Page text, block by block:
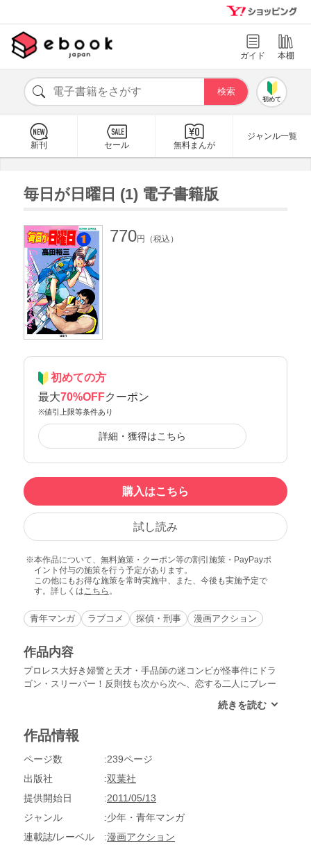
ガイド 本棚
初めて
新刊 セール 無料まんが
ジャンル一覧
毎日が日曜日 (1) 電子書籍版
770円（税込）
初めての方
最大70%OFFクーポン
※値引上限等条件あり
詳細・獲得はこちら
購入はこちら
試し読み
本作品について、無料施策・クーポン等の割引施策・PayPayポ
イント付与の施策を行う予定があります。
この他にもお得な施策を常時実施中、また、今後も実施予定で
す。詳しくはこちら 。
青年マンガ ラブコメ 探偵・刑事 漫画アクション
作品内容
プロレス大好き婦警と天才・手品師の迷コンビが怪事件にドラ
ゴン・スリーパー！反則技も次から次へ、恋する二人にブレー
作品情報
ページ数
239ページ
出版社
双葉社
提供開始日
2011/05/13
ジャンル
少年・青年マンガ
連載誌/レーベル
漫画アクション